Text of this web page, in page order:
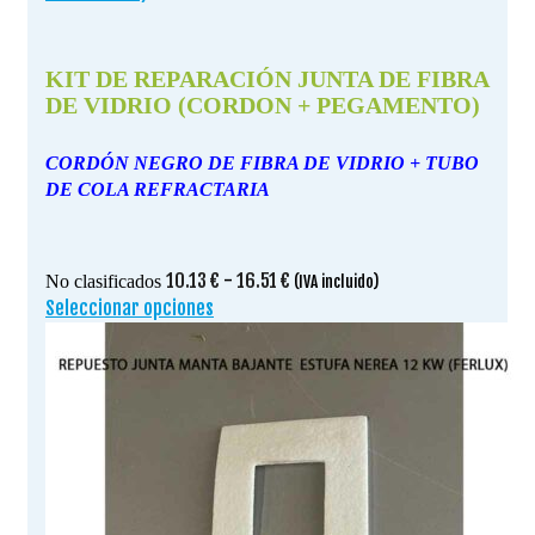
KIT DE REPARACIÓN JUNTA DE FIBRA
DE VIDRIO (CORDON + PEGAMENTO)
CORDÓN NEGRO DE FIBRA DE VIDRIO + TUBO
DE COLA REFRACTARIA
No clasificados 10.13 € - 16.51 € Rango
desde
(IVA incluido)
Seleccionar opciones
producto
tiene
Las
opciones
se
pueden